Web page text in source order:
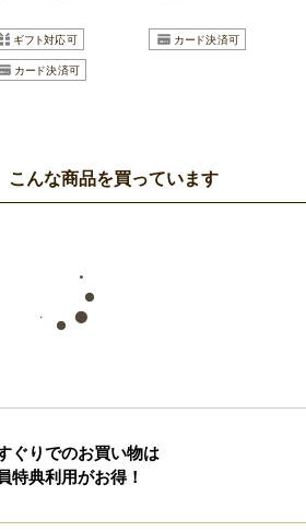
こんな商品を買っています
ぐりでのお買い物は
特典利用がお得！